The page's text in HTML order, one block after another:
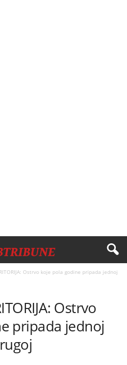
Ostrvo koje pola godine pripada jednoj
Ostrvo
pripada jednoj